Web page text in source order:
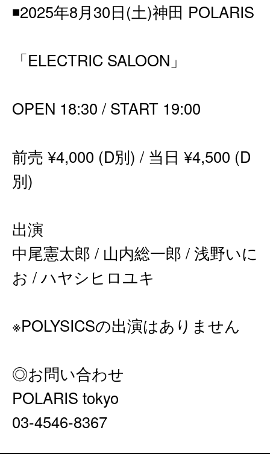
◾️2025年8月30日(土)神田 POLARIS
「ELECTRIC SALOON」
OPEN 18:30 / START 19:00
前売 ¥4,000 (D別) / 当日 ¥4,500 (D
別)
出演
中尾憲太郎 / 山内総一郎 / 浅野いに
お / ハヤシヒロユキ
※POLYSICSの出演はありません
◎お問い合わせ
POLARIS tokyo
03-4546-8367